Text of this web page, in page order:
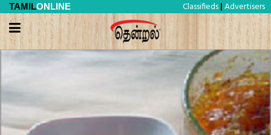
TAMILONLINE Classifieds | Advertisers